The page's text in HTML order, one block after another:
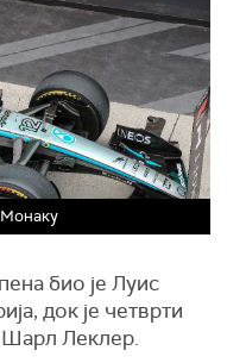
Монаку
био је Луис
док је четврти
Шарл Леклер.